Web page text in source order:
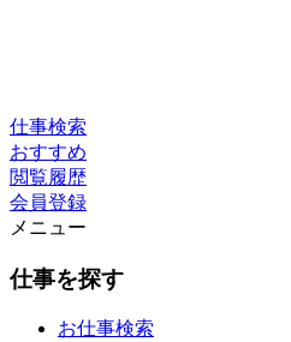
仕事検索
おすすめ
閲覧履歴
会員登録
メニュー
仕事を探す
お仕事検索